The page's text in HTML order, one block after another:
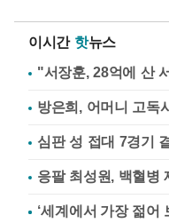
이시간 핫뉴스
"서장훈, 28억에 산
방은희, 어머니 고독
심판 성 접대 7경기
응팔 최성원, 백혈